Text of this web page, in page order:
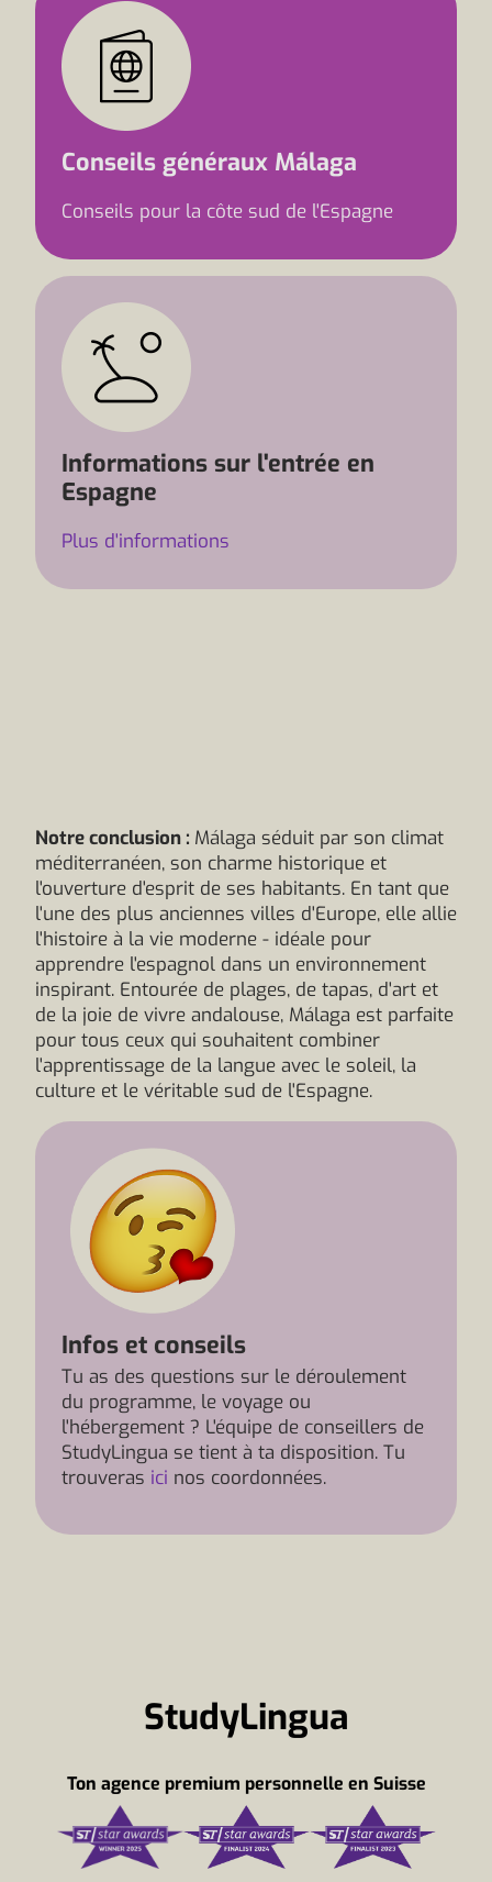
Conseils généraux Málaga
Conseils pour la côte sud de l'Espagne
Informations sur l'entrée en
Espagne
Plus d'informations
Notre conclusion : Málaga séduit par son climat
méditerranéen, son charme historique et
l'ouverture d'esprit de ses habitants. En tant que
l'une des plus anciennes villes d'Europe, elle allie
l'histoire à la vie moderne - idéale pour
apprendre l'espagnol dans un environnement
inspirant. Entourée de plages, de tapas, d'art et
de la joie de vivre andalouse, Málaga est parfaite
pour tous ceux qui souhaitent combiner
l'apprentissage de la langue avec le soleil, la
culture et le véritable sud de l'Espagne.
Infos et conseils
Tu as des questions sur le déroulement
du programme, le voyage ou
l'hébergement ? L'équipe de conseillers de
StudyLingua se tient à ta disposition. Tu
trouveras ici nos coordonnées.
StudyLingua
Ton agence premium personnelle en Suisse